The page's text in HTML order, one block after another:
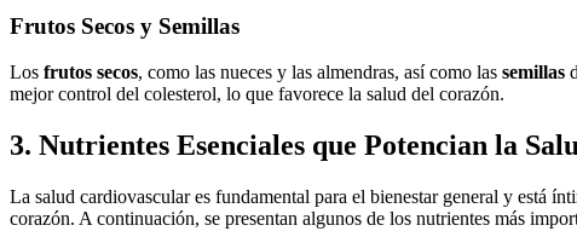
Frutos Secos y Semillas
Los frutos secos, como las nueces y las almendras, así como las semillas
mejor control del colesterol, lo que favorece la salud del corazón.
3. Nutrientes Esenciales que Potencian la
La salud cardiovascular es fundamental para el bienestar general y está
corazón. A continuación, se presentan algunos de los nutrientes más